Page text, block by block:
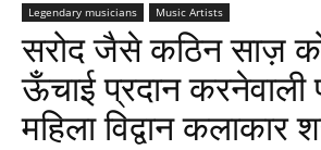
Legendary musicians Music Artists
सरोद जैसे कठिन साज़
ऊँचाई प्रदान करनेवाली
महिला विद्वान कलाकार